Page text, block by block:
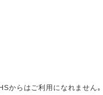
からはご利用になれません｡